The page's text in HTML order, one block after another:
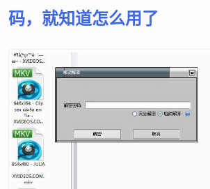
码，就知道怎么用了